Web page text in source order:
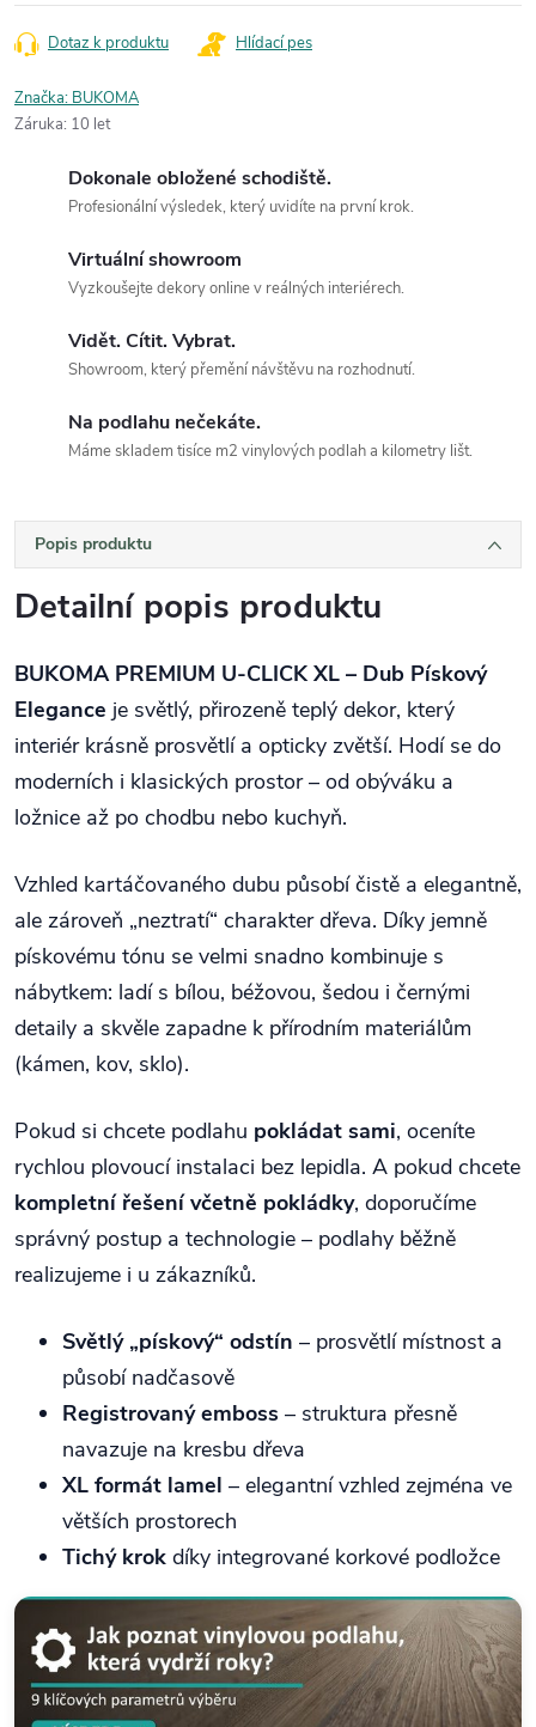
Dotaz k produktu Hlídací pes
Značka: BUKOMA
Záruka: 10 let
Dokonale obložené schodiště.
Profesionální výsledek, který uvidíte na první krok.
Virtuální showroom
Vyzkoušejte dekory online v reálných interiérech.
Vidět. Cítit. Vybrat.
Showroom, který přemění návštěvu na rozhodnutí.
Na podlahu nečekáte.
Máme skladem tisíce m2 vinylových podlah a kilometry lišt.
Popis produktu
Detailní popis produktu
BUKOMA PREMIUM U-CLICK XL – Dub Pískový
Elegance je světlý, přirozeně teplý dekor, který
interiér krásně prosvětlí a opticky zvětší. Hodí se do
moderních i klasických prostor – od obýváku a
ložnice až po chodbu nebo kuchyň.
Vzhled kartáčovaného dubu působí čistě a elegantně,
ale zároveň „neztratí“ charakter dřeva. Díky jemně
pískovému tónu se velmi snadno kombinuje s
nábytkem: ladí s bílou, béžovou, šedou i černými
detaily a skvěle zapadne k přírodním materiálům
(kámen, kov, sklo).
Pokud si chcete podlahu pokládat sami, oceníte
rychlou plovoucí instalaci bez lepidla. A pokud chcete
kompletní řešení včetně pokládky, doporučíme
správný postup a technologie – podlahy běžně
realizujeme i u zákazníků.
Světlý „pískový“ odstín – prosvětlí místnost a
působí nadčasově
Registrovaný emboss – struktura přesně
navazuje na kresbu dřeva
XL formát lamel – elegantní vzhled zejména ve
větších prostorech
Tichý krok díky integrované korkové podložce